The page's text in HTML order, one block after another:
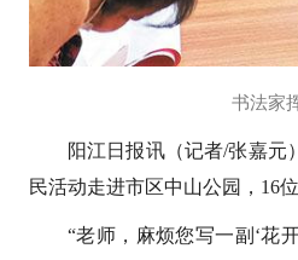
书法家
阳江日报讯（记者/张嘉元
民活动走进市区中山公园，16
“老师，麻烦您写一副‘花